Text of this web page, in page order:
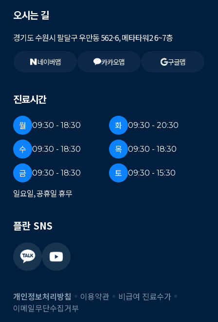
진료시간
월 09:30 - 18:30 화 09:30 - 20:30
수 09:30 - 18:30 목 09:30 - 18:30
금 09:30 - 18:30 토 09:30 - 15:30
일요일, 공휴일 휴무
오시는 길
경기도 수원시 팔달구 우만동 562-6, 메타타워2 6~7층
네이버맵 카카오맵 구글맵
플란 SNS
개인정보처리방침 이용약관
비급여 진료수가
이메일무단수집거부